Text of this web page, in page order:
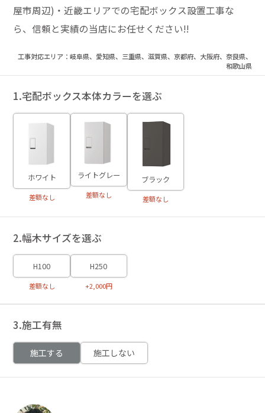
屋市周辺)・近畿エリアでの宅配ボックス設置工事な
ら、信頼と実績の当店にお任せください!!
工事対応エリア：岐阜県、愛知県、三重県、滋賀県、京都府、大阪府、奈良県、
和歌山県
1.宅配ボックス本体カラーを選ぶ
ホワイト
差額なし
ライトグレー
差額なし
ブラック
差額なし
2.幅木サイズを選ぶ
H100
差額なし
H250
+2,000円
3.施工有無
施工する 施工しない